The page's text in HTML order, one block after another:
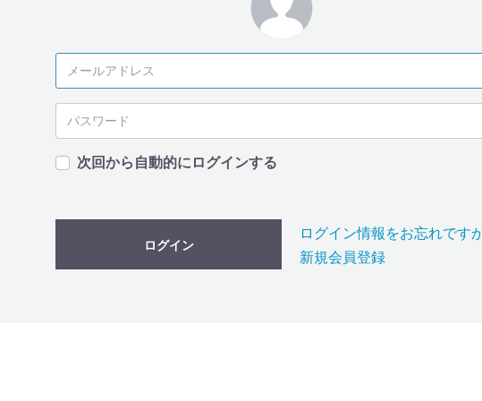
次回から自動的にログインする
ログイン
ログイン情報をお忘れです
新規会員登録